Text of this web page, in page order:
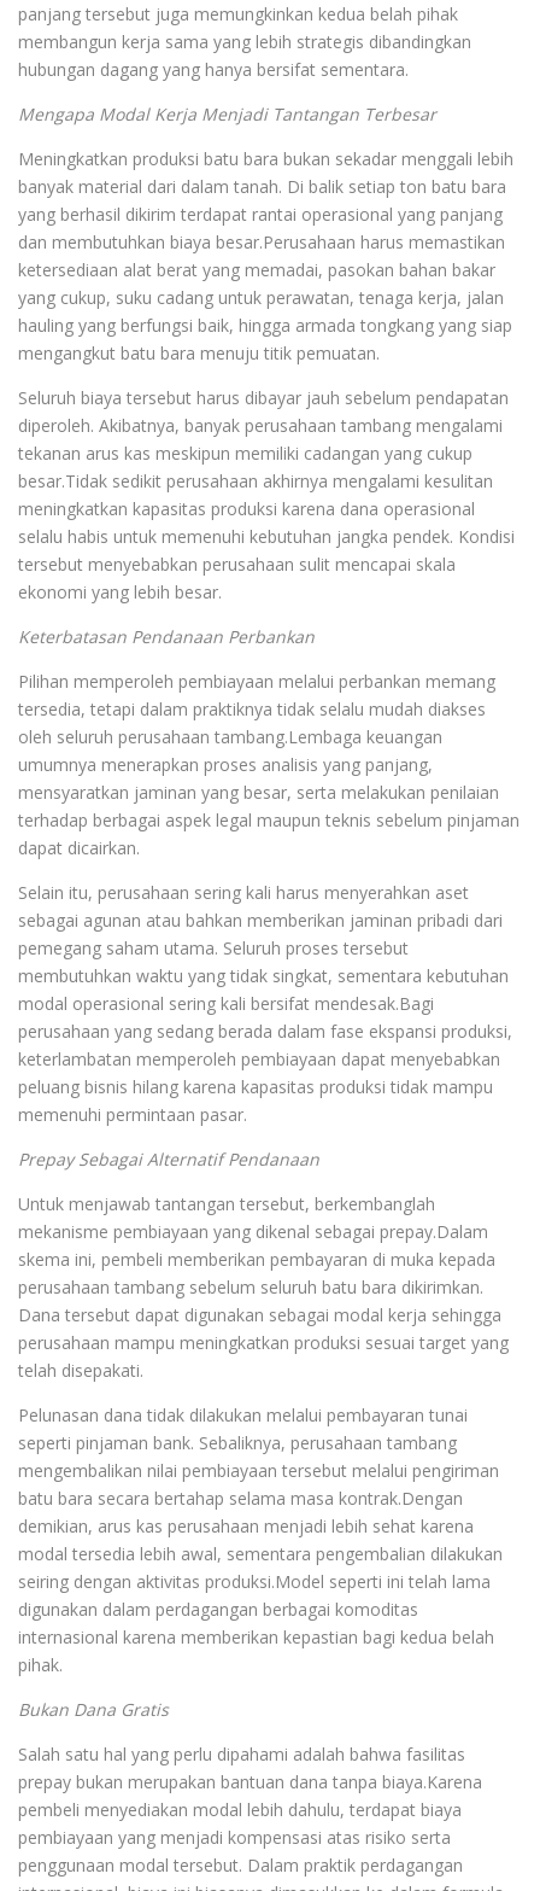
panjang tersebut juga memungkinkan kedua belah pihak
membangun kerja sama yang lebih strategis dibandingkan
hubungan dagang yang hanya bersifat sementara.
Mengapa Modal Kerja Menjadi Tantangan Terbesar
Meningkatkan produksi batu bara bukan sekadar menggali lebih
banyak material dari dalam tanah. Di balik setiap ton batu bara
yang berhasil dikirim terdapat rantai operasional yang panjang
dan membutuhkan biaya besar.Perusahaan harus memastikan
ketersediaan alat berat yang memadai, pasokan bahan bakar
yang cukup, suku cadang untuk perawatan, tenaga kerja, jalan
hauling yang berfungsi baik, hingga armada tongkang yang siap
mengangkut batu bara menuju titik pemuatan.
Seluruh biaya tersebut harus dibayar jauh sebelum pendapatan
diperoleh. Akibatnya, banyak perusahaan tambang mengalami
tekanan arus kas meskipun memiliki cadangan yang cukup
besar.Tidak sedikit perusahaan akhirnya mengalami kesulitan
meningkatkan kapasitas produksi karena dana operasional
selalu habis untuk memenuhi kebutuhan jangka pendek. Kondisi
tersebut menyebabkan perusahaan sulit mencapai skala
ekonomi yang lebih besar.
Keterbatasan Pendanaan Perbankan
Pilihan memperoleh pembiayaan melalui perbankan memang
tersedia, tetapi dalam praktiknya tidak selalu mudah diakses
oleh seluruh perusahaan tambang.Lembaga keuangan
umumnya menerapkan proses analisis yang panjang,
mensyaratkan jaminan yang besar, serta melakukan penilaian
terhadap berbagai aspek legal maupun teknis sebelum pinjaman
dapat dicairkan.
Selain itu, perusahaan sering kali harus menyerahkan aset
sebagai agunan atau bahkan memberikan jaminan pribadi dari
pemegang saham utama. Seluruh proses tersebut
membutuhkan waktu yang tidak singkat, sementara kebutuhan
modal operasional sering kali bersifat mendesak.Bagi
perusahaan yang sedang berada dalam fase ekspansi produksi,
keterlambatan memperoleh pembiayaan dapat menyebabkan
peluang bisnis hilang karena kapasitas produksi tidak mampu
memenuhi permintaan pasar.
Prepay Sebagai Alternatif Pendanaan
Untuk menjawab tantangan tersebut, berkembanglah
mekanisme pembiayaan yang dikenal sebagai prepay.Dalam
skema ini, pembeli memberikan pembayaran di muka kepada
perusahaan tambang sebelum seluruh batu bara dikirimkan.
Dana tersebut dapat digunakan sebagai modal kerja sehingga
perusahaan mampu meningkatkan produksi sesuai target yang
telah disepakati.
Pelunasan dana tidak dilakukan melalui pembayaran tunai
seperti pinjaman bank. Sebaliknya, perusahaan tambang
mengembalikan nilai pembiayaan tersebut melalui pengiriman
batu bara secara bertahap selama masa kontrak.Dengan
demikian, arus kas perusahaan menjadi lebih sehat karena
modal tersedia lebih awal, sementara pengembalian dilakukan
seiring dengan aktivitas produksi.Model seperti ini telah lama
digunakan dalam perdagangan berbagai komoditas
internasional karena memberikan kepastian bagi kedua belah
pihak.
Bukan Dana Gratis
Salah satu hal yang perlu dipahami adalah bahwa fasilitas
prepay bukan merupakan bantuan dana tanpa biaya.Karena
pembeli menyediakan modal lebih dahulu, terdapat biaya
pembiayaan yang menjadi kompensasi atas risiko serta
penggunaan modal tersebut. Dalam praktik perdagangan